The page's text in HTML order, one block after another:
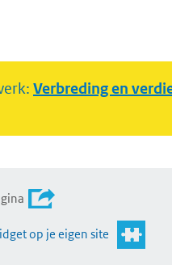
Verbreding en
op je eigen site